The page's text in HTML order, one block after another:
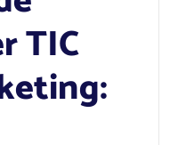
TIC